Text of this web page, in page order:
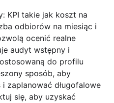
KPI takie jak koszt na
odbiorów na miesiąc i
ocenić realne
audyt wstępny i
do profilu
sposób, aby
zaplanować długofalowe
się, aby uzyskać